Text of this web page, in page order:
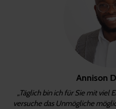
Annison
„Täglich bin ich für Sie mit viel
versuche das Unmögliche